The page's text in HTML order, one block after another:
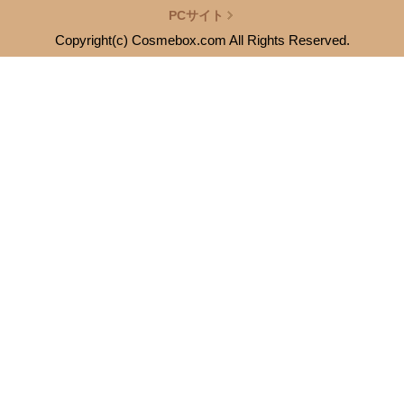
PCサイト
Copyright(c) Cosmebox.com All Rights Reserved.